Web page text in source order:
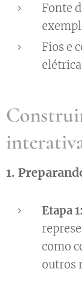
Fonte
Fios e
1.
Etapa 1:
como
outros